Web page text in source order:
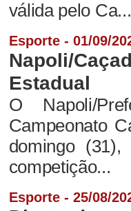
válida pelo Ca...
Esporte - 01/09/
Napoli/
Estadual
O Napoli/
Campeonato
domingo
competição...
Esporte - 25/08/